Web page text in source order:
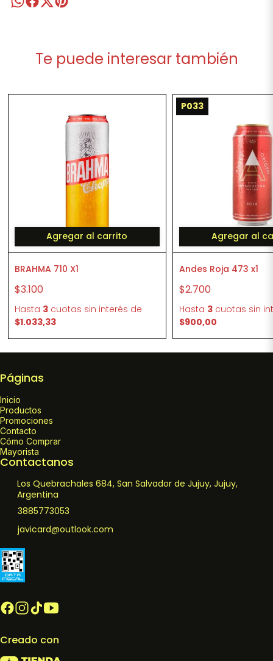
Te puede interesar también
Agregar al carrito
BRAHMA 710 X1
$3.100
Hasta 3cuotas sin interés de
$1.033,33
P033
Agregar al
Andes Roja 473 x1
$2.700
Hasta 3 cuotas sin
$900,00
Páginas
Inicio
Productos
Promociones
Contacto
Cómo Comprar
Mayorista
Contactanos
Los Quebrachales 684, San Salvador de Jujuy, Jujuy,
Argentina
3885773053
javicard@outlook.com
Creado con